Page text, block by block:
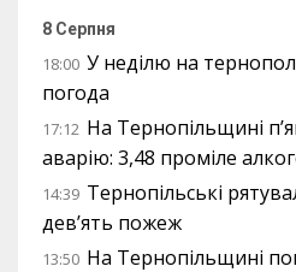
8 Серпня
18:00 У неділю на
погода
17:12 На Тернопільщині
аварію: 3,48 проміле
14:39 Тернопільські
дев’ять пожеж
13:50 На Тернопільщині